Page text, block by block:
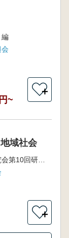
会
~
＋
域社会
関西縄文文化研究会第10回研究集会
＋